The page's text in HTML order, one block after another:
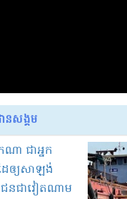
នសង្គម
ណា ជាអ្នក
ៃឲ្យសាឡង់
នជាវៀតណាម